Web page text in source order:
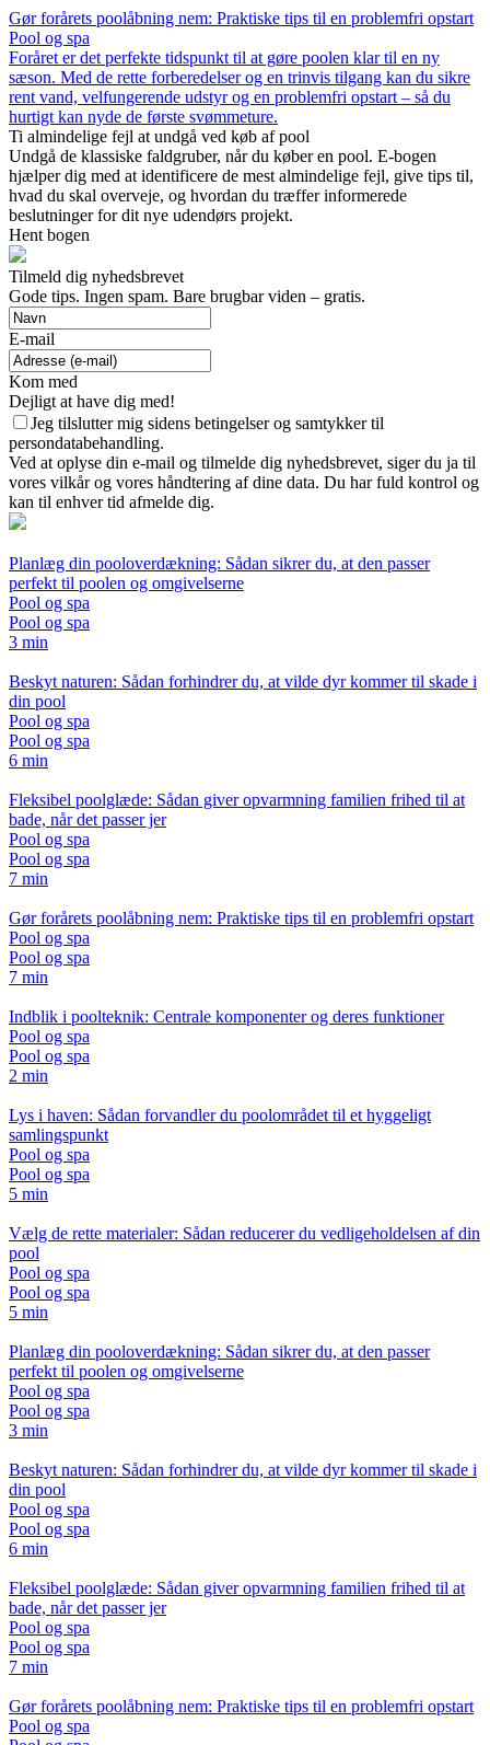
Gør forårets poolåbning nem: Praktiske tips til en problemfri opstart
Pool og spa
Foråret er det perfekte tidspunkt til at gøre poolen klar til en ny
sæson. Med de rette forberedelser og en trinvis tilgang kan du sikre
rent vand, velfungerende udstyr og en problemfri opstart – så du
hurtigt kan nyde de første svømmeture.
Ti almindelige fejl at undgå ved køb af pool
Undgå de klassiske faldgruber, når du køber en pool. E-bogen
hjælper dig med at identificere de mest almindelige fejl, give tips til,
hvad du skal overveje, og hvordan du træffer informerede
beslutninger for dit nye udendørs projekt.
Hent bogen
Tilmeld dig nyhedsbrevet
Gode tips. Ingen spam. Bare brugbar viden – gratis.
E-mail
Kom med
Dejligt at have dig med!
Jeg tilslutter mig sidens betingelser og samtykker til
persondatabehandling.
Ved at oplyse din e-mail og tilmelde dig nyhedsbrevet, siger du ja til
vores vilkår og vores håndtering af dine data. Du har fuld kontrol og
kan til enhver tid afmelde dig.
Planlæg din pooloverdækning: Sådan sikrer du, at den passer
perfekt til poolen og omgivelserne
Pool og spa
Pool og spa
3 min
Beskyt naturen: Sådan forhindrer du, at vilde dyr kommer til skade i
din pool
Pool og spa
Pool og spa
6 min
Fleksibel poolglæde: Sådan giver opvarmning familien frihed til at
bade, når det passer jer
Pool og spa
Pool og spa
7 min
Gør forårets poolåbning nem: Praktiske tips til en problemfri opstart
Pool og spa
Pool og spa
7 min
Indblik i poolteknik: Centrale komponenter og deres funktioner
Pool og spa
Pool og spa
2 min
Lys i haven: Sådan forvandler du poolområdet til et hyggeligt
samlingspunkt
Pool og spa
Pool og spa
5 min
Vælg de rette materialer: Sådan reducerer du vedligeholdelsen af din
pool
Pool og spa
Pool og spa
5 min
Planlæg din pooloverdækning: Sådan sikrer du, at den passer
perfekt til poolen og omgivelserne
Pool og spa
Pool og spa
3 min
Beskyt naturen: Sådan forhindrer du, at vilde dyr kommer til skade i
din pool
Pool og spa
Pool og spa
6 min
Fleksibel poolglæde: Sådan giver opvarmning familien frihed til at
bade, når det passer jer
Pool og spa
Pool og spa
7 min
Gør forårets poolåbning nem: Praktiske tips til en problemfri opstart
Pool og spa